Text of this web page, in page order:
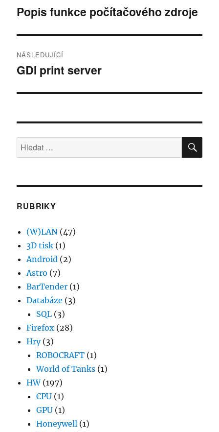
pro
Předchozí
Popis funkce počítačového zdroje
NÁSLEDUJÍCÍ
Následující
GDI print server
Hledat:
RUBRIKY
(W)LAN (47)
3D tisk (1)
Android (2)
Astro (7)
BarTender (1)
Databáze (3)
SQL (3)
Firefox (28)
Hry(3)
ROBOCRAFT (1)
World of Tanks (1)
HW(197)
CPU (1)
GPU (1)
Honeywell (1)